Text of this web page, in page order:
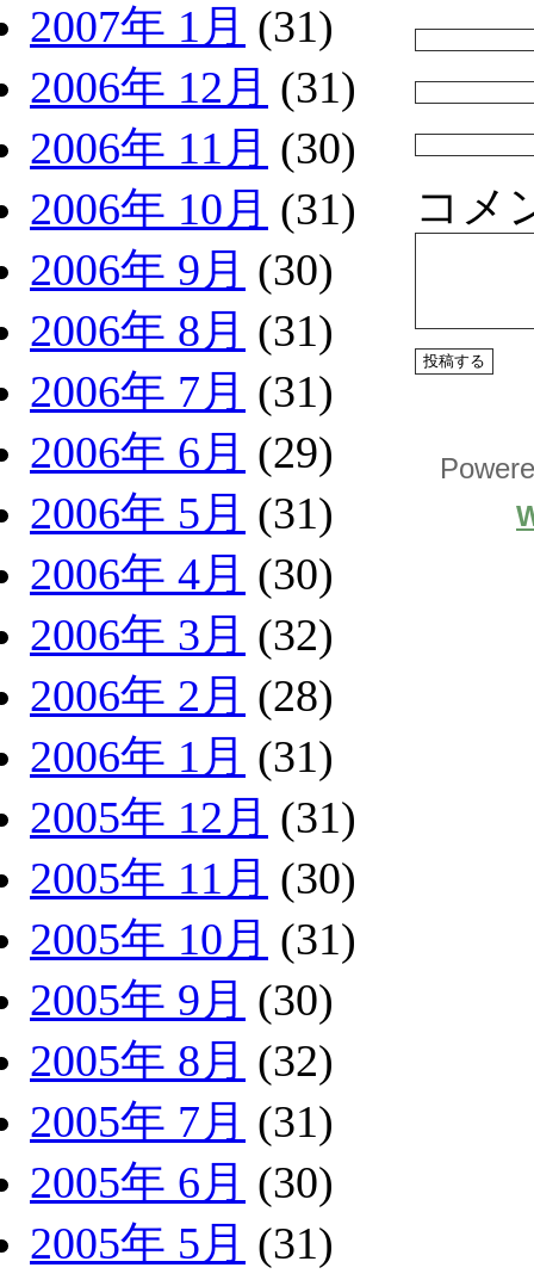
2007年 1月 (31)
2006年 12月 (31)
2006年 11月 (30)
2006年 10月 (31)
2006年 9月 (30)
2006年 8月 (31)
2006年 7月 (31)
2006年 6月 (29)
2006年 5月 (31)
2006年 4月 (30)
2006年 3月 (32)
2006年 2月 (28)
2006年 1月 (31)
2005年 12月 (31)
2005年 11月 (30)
2005年 10月 (31)
2005年 9月 (30)
2005年 8月 (32)
2005年 7月 (31)
2005年 6月 (30)
2005年 5月 (31)
コメ